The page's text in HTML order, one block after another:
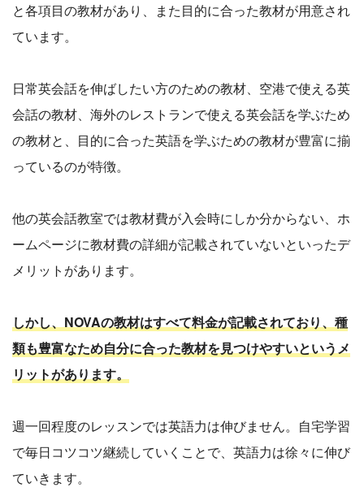
と各項目の教材があり、また目的に合った教材が用意され
ています。
日常英会話を伸ばしたい方のための教材、空港で使える英
会話の教材、海外のレストランで使える英会話を学ぶため
の教材と、目的に合った英語を学ぶための教材が豊富に揃
っているのが特徴。
他の英会話教室では教材費が入会時にしか分からない、ホ
ームページに教材費の詳細が記載されていないといったデ
メリットがあります。
しかし、NOVAの教材はすべて料金が記載されており、種
類も豊富なため自分に合った教材を見つけやすいというメ
リットがあります。
週一回程度のレッスンでは英語力は伸びません。自宅学習
で毎日コツコツ継続していくことで、英語力は徐々に伸び
ていきます。